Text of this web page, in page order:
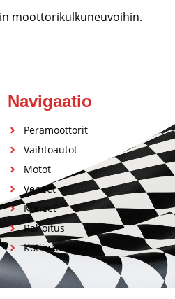
moottorikulkuneuvoihin.
Navigaatio
Perämoottorit
Vaihtoautot
Motot
Veneet
Koneet
Rahoitus
Kotiinkuljetus